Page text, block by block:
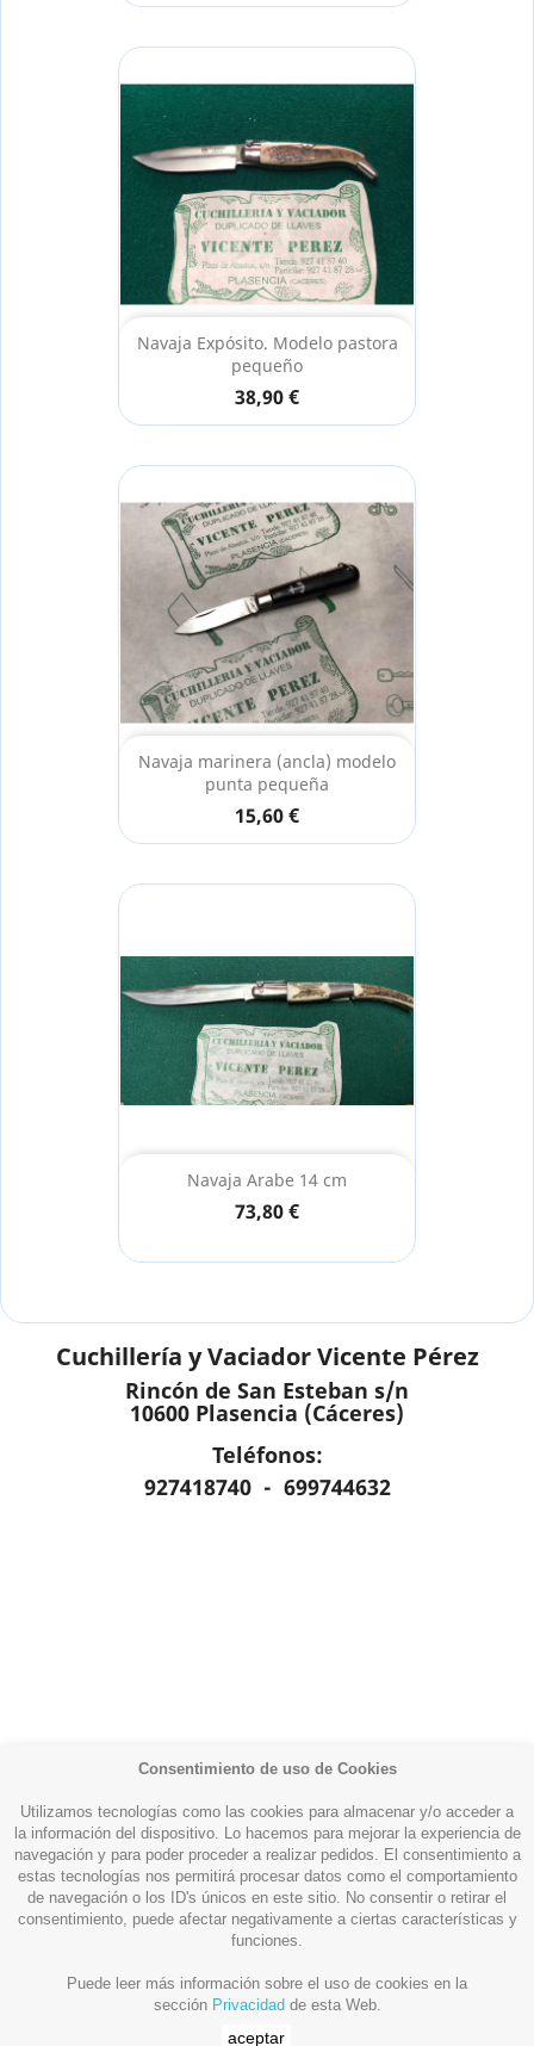
Navaja Expósito. Modelo pastora
pequeño
38,90 €
Navaja marinera (ancla) modelo
punta pequeña
15,60 €
Navaja Arabe 14 cm
73,80 €
Cuchillería y Vaciador Vicente Pérez
Rincón de San Esteban s/n
10600 Plasencia (Cáceres)
Teléfonos:
927418740 - 699744632
Productos 
Consentimiento de uso de Cookies
Utilizamos tecnologías como las cookies para almacenar y/o acceder a
la información del dispositivo. Lo hacemos para mejorar la experiencia de
navegación y para poder proceder a realizar pedidos. El consentimiento a
estas tecnologías nos permitirá procesar datos como el comportamiento
de navegación o los ID's únicos en este sitio. No consentir o retirar el
consentimiento, puede afectar negativamente a ciertas características y
funciones.
Puede leer más información sobre el uso de cookies en la
sección Privacidad de esta Web.
aceptar